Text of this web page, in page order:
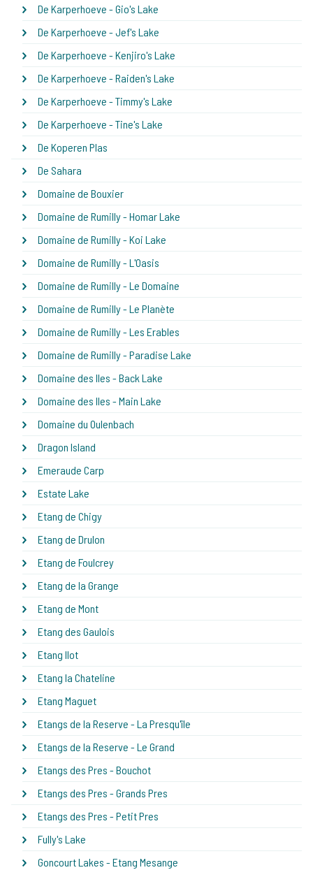
De Karperhoeve - Gio's Lake
De Karperhoeve - Jef's Lake
De Karperhoeve - Kenjiro's Lake
De Karperhoeve - Raiden's Lake
De Karperhoeve - Timmy's Lake
De Karperhoeve - Tine's Lake
De Koperen Plas
De Sahara
Domaine de Bouxier
Domaine de Rumilly - Homar Lake
Domaine de Rumilly - Koi Lake
Domaine de Rumilly - L'Oasis
Domaine de Rumilly - Le Domaine
Domaine de Rumilly - Le Planète
Domaine de Rumilly - Les Erables
Domaine de Rumilly - Paradise Lake
Domaine des Iles - Back Lake
Domaine des Iles - Main Lake
Domaine du Oulenbach
Dragon Island
Emeraude Carp
Estate Lake
Etang de Chigy
Etang de Drulon
Etang de Foulcrey
Etang de la Grange
Etang de Mont
Etang des Gaulois
Etang Ilot
Etang la Chateline
Etang Maguet
Etangs de la Reserve - La Presqu'île
Etangs de la Reserve - Le Grand
Etangs des Pres - Bouchot
Etangs des Pres - Grands Pres
Etangs des Pres - Petit Pres
Fully's Lake
Goncourt Lakes - Etang Mesange